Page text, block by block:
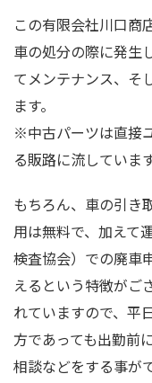
この有限会社川口商
車の処分の際に発生
てメンテナンス、そ
ます。
※中古パーツは直接
る販路に流しています
もちろん、車の引き
用は無料で、加えて
検査協会）での廃車
えるという特徴がご
れていますので、平
方であっても出勤前
相談などをする事が